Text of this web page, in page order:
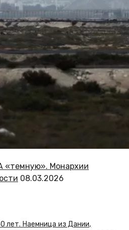
«темную». Монархии
08.03.2026
лет. Наемница из Дании,